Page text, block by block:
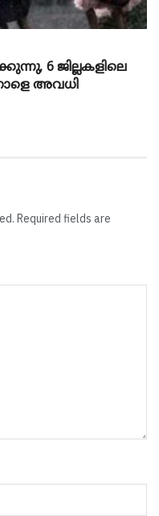
6 ജില്ലകളിലെ
അവധി
Required fields are